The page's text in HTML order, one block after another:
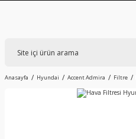
Anasayfa Hyundai Accent Admira Filtre